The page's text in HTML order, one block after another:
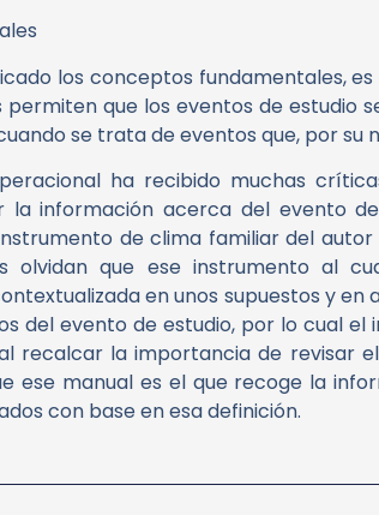
los conceptos fundamentales,
permiten que los eventos de estudio
se trata de eventos que, por su
ha recibido muchas
la información acerca del evento
de clima familiar del
olvidan que ese instrumento al
en unos supuestos y
del evento de estudio, por lo cual
recalcar la importancia de revisar
ese manual es el que recoge la
con base en esa definición.